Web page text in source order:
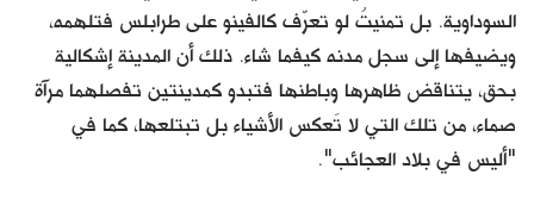
كتّابنا
الأرشيف
السوداوية. بل تمنيتُ لو تعرّف كالفينو على طرابلس فتلهمه،
ويضيفها إلى سجل مدنه كيفما شاء. ذلك أن المدينة إشكالية
بحق، يتناقض ظاهرها وباطنها فتبدو كمدينتين تفصلهما مرآة
صماء، من تلك التي لا تَعكس الأشياء بل تبتلعها، كما في
"أليس في بلاد العجائب".